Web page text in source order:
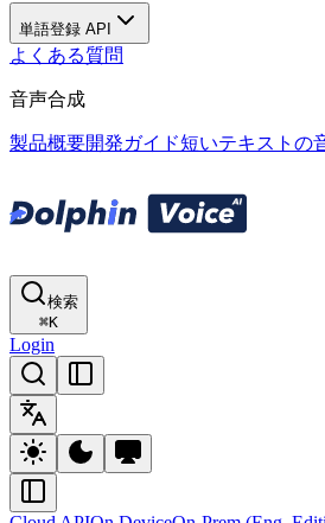
単語登録 API
よくある質問
音声合成
製品概要開発ガイド短いテキストの
検索
⌘K
Login